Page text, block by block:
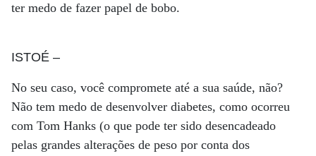
ter medo de fazer papel de bobo.
ISTOÉ –
No seu caso, você compromete até a sua saúde, não?
Não tem medo de desenvolver diabetes, como ocorreu
com Tom Hanks (o que pode ter sido desencadeado
pelas grandes alterações de peso por conta dos